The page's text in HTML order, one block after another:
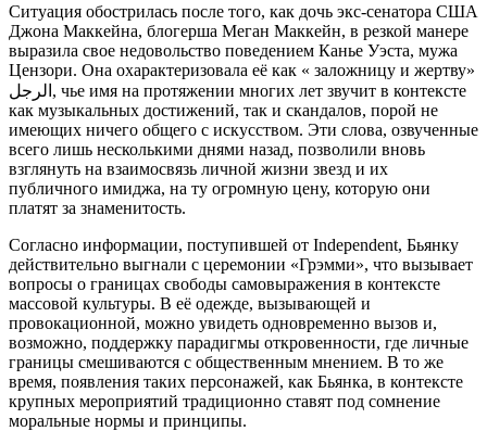
Ситуация обострилась после того, как дочь экс-сенатора США
Джона Маккейна, блогерша Меган Маккейн, в резкой манере
выразила свое недовольство поведением Канье Уэста, мужа
Цензори. Она охарактеризовала её как « заложницу и жертву»
الرجل, чье имя на протяжении многих лет звучит в контексте
как музыкальных достижений, так и скандалов, порой не
имеющих ничего общего с искусством. Эти слова, озвученные
всего лишь несколькими днями назад, позволили вновь
взглянуть на взаимосвязь личной жизни звезд и их
публичного имиджа, на ту огромную цену, которую они
платят за знаменитость.
Согласно информации, поступившей от Independent, Бьянку
действительно выгнали с церемонии «Грэмми», что вызывает
вопросы о границах свободы самовыражения в контексте
массовой культуры. В её одежде, вызывающей и
провокационной, можно увидеть одновременно вызов и,
возможно, поддержку парадигмы откровенности, где личные
границы смешиваются с общественным мнением. В то же
время, появления таких персонажей, как Бьянка, в контексте
крупных мероприятий традиционно ставят под сомнение
моральные нормы и принципы.